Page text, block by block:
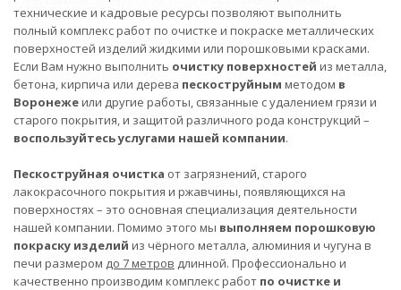
технические и кадровые ресурсы позволяют выполнить
полный комплекс работ по очистке и покраске металлических
поверхностей изделий жидкими или порошковыми красками.
Если Вам нужно выполнить очистку поверхностей из металла,
бетона, кирпича или дерева пескоструйным методом в
Воронежеили другие работы, связанные с удалением грязи и
старого покрытия, и защитой различного рода конструкций –
воспользуйтесь услугами нашей компании.
Пескоструйная очистка от загрязнений, старого
лакокрасочного покрытия и ржавчины, появляющихся на
поверхностях – это основная специализация деятельности
нашей компании. Помимо этого мы выполняем порошковую
покраску изделий из чёрного металла, алюминия и чугуна в
печи размером до 7 метров длинной. Профессионально и
качественно производим комплекс работ по очистке и